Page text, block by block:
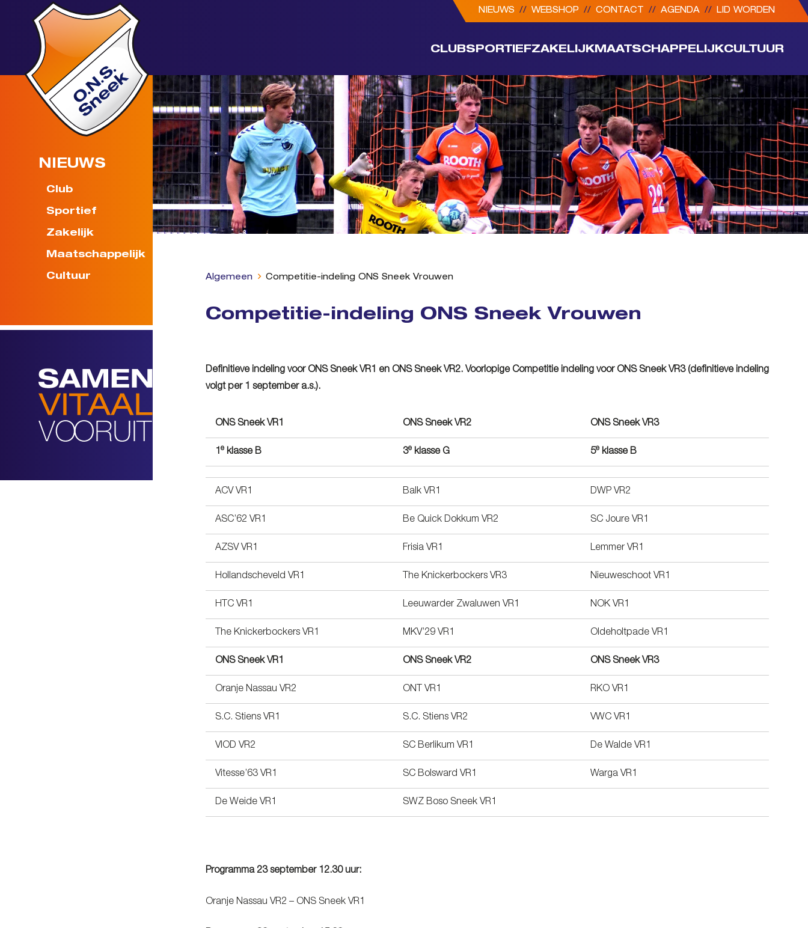
NIEUWS // WEBSHOP // CONTACT // AGENDA // LID WORDEN
CLUBSPORTIEFZAKELIJK MAATSCHAPPELIJKCULTUUR
NIEUWS
Club
Sportief
Zakelijk
Maatschappelijk
Cultuur Algemeen Competitie-indeling ONS Sneek Vrouwen
Competitie-indeling ONS Sneek Vrouwen
Definitieve indeling voor ONS Sneek VR1 en ONS Sneek VR2. Voorlopige Competitie indeling voor ONS Sneek VR3 (definitieve indeling
volgt per 1 september a.s.).
ONS Sneek VR1 ONS Sneek VR2 ONS Sneek VR3
1e klasse B 3e klasse G 5e klasse B
ACV VR1 Balk VR1 DWP VR2
ASC’62 VR1 Be Quick Dokkum VR2 SC Joure VR1
AZSV VR1 Frisia VR1 Lemmer VR1
Hollandscheveld VR1 The Knickerbockers VR3 Nieuweschoot VR1
HTC VR1 Leeuwarder Zwaluwen VR1 NOK VR1
The Knickerbockers VR1 MKV’29 VR1 Oldeholtpade VR1
ONS Sneek VR1 ONS Sneek VR2 ONS Sneek VR3
Oranje Nassau VR2 ONT VR1 RKO VR1
S.C. Stiens VR1 S.C. Stiens VR2 VWC VR1
VIOD VR2 SC Berlikum VR1 De Walde VR1
Vitesse’63 VR1 SC Bolsward VR1 Warga VR1
De Weide VR1 SWZ Boso Sneek VR1
Programma 23 september 12.30 uur:
Oranje Nassau VR2 – ONS Sneek VR1